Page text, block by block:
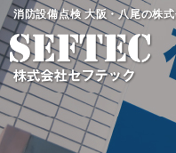
コ
ン
テ
ン
ツ
へ
ス
消防設備点検 大阪・八尾の株